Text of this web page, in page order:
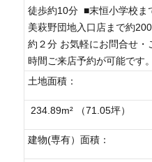
徒歩約10分 ■末恒小学校
美萩野団地入口店まで約
約２分 お気軽にお問合せ
時間ご来店予約が可能で
土地面積：
234.89m² （71.05坪）
建物(専有）面積：